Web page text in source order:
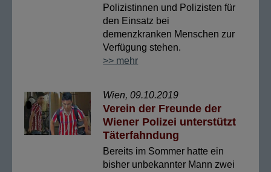
Polizistinnen und Polizisten für
den Einsatz bei
demenzkranken Menschen zur
Verfügung stehen.
>> mehr
Wien, 09.10.2019
Verein der Freunde der
Wiener Polizei unterstützt
Täterfahndung
Bereits im Sommer hatte ein
bisher unbekannter Mann zwei